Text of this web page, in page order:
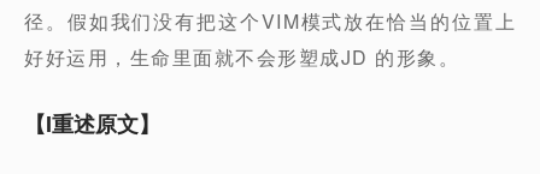
径。假如我们没有把这个VIM模式放在恰当的位置上
好好运用，生命里面就不会形塑成JD 的形象。
【I重述原文】